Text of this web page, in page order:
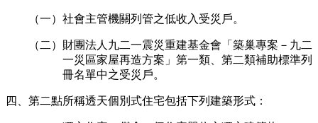
（一）社會主管機關列管之低收入受災戶。
（二）財團法人九二一震災重建基金會「築巢專案－九二
一災區家屋再造方案」第一類、第二類補助標準列
冊名單中之受災戶。
四、第二點所稱透天個別式住宅包括下列建築形式：